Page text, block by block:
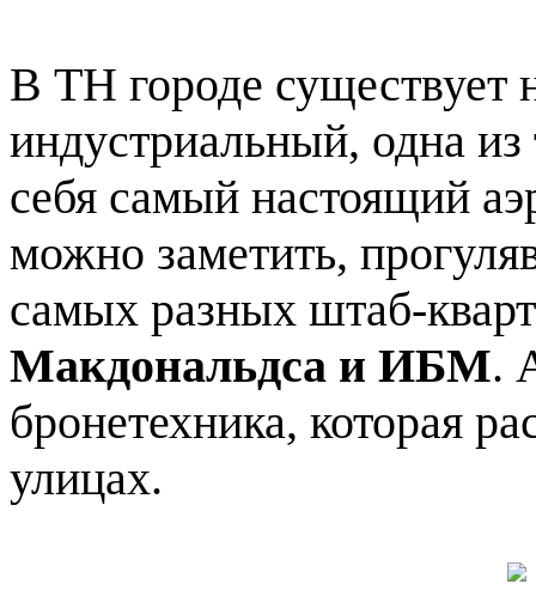
В ТН городе существует
индустриальный, одна
себя самый настоящий
можно заметить,
самых разных штаб-
Макдональдса и ИБМ.
бронетехника, которая
улицах.